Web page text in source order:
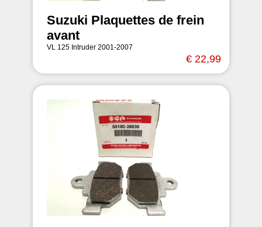
Suzuki Plaquettes de frein
avant
VL 125 Intruder 2001-2007
€ 22,99